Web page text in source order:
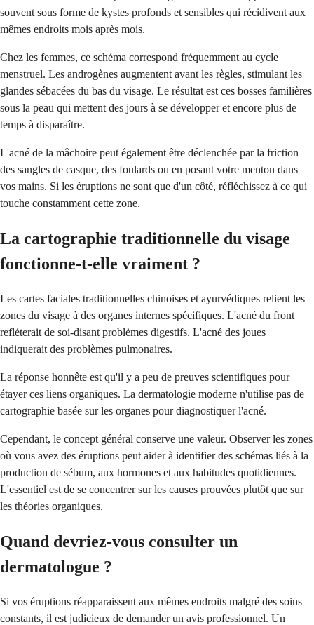
souvent sous forme de kystes profonds et sensibles qui récidivent aux
mêmes endroits mois après mois.
Chez les femmes, ce schéma correspond fréquemment au cycle
menstruel. Les androgènes augmentent avant les règles, stimulant les
glandes sébacées du bas du visage. Le résultat est ces bosses familières
sous la peau qui mettent des jours à se développer et encore plus de
temps à disparaître.
L'acné de la mâchoire peut également être déclenchée par la friction
des sangles de casque, des foulards ou en posant votre menton dans
vos mains. Si les éruptions ne sont que d'un côté, réfléchissez à ce qui
touche constamment cette zone.
La cartographie traditionnelle du visage
fonctionne-t-elle vraiment ?
Les cartes faciales traditionnelles chinoises et ayurvédiques relient les
zones du visage à des organes internes spécifiques. L'acné du front
refléterait de soi-disant problèmes digestifs. L'acné des joues
indiquerait des problèmes pulmonaires.
La réponse honnête est qu'il y a peu de preuves scientifiques pour
étayer ces liens organiques. La dermatologie moderne n'utilise pas de
cartographie basée sur les organes pour diagnostiquer l'acné.
Cependant, le concept général conserve une valeur. Observer les zones
où vous avez des éruptions peut aider à identifier des schémas liés à la
production de sébum, aux hormones et aux habitudes quotidiennes.
L'essentiel est de se concentrer sur les causes prouvées plutôt que sur
les théories organiques.
Quand devriez-vous consulter un
dermatologue ?
Si vos éruptions réapparaissent aux mêmes endroits malgré des soins
constants, il est judicieux de demander un avis professionnel. Un